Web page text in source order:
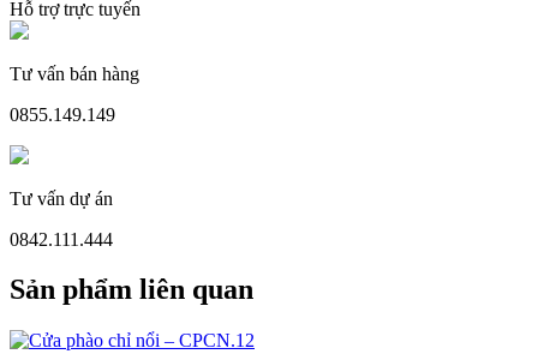
Hỗ trợ trực tuyến
Tư vấn bán hàng
0855.149.149
Tư vấn dự án
0842.111.444
Sản phẩm liên quan